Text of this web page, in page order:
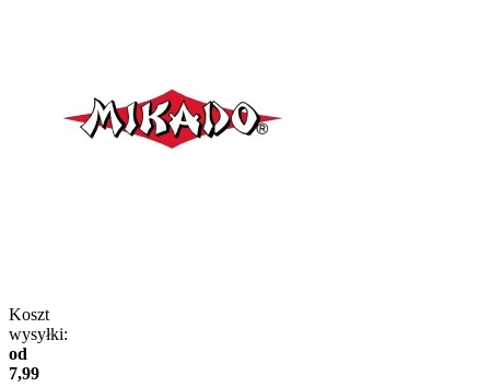
Koszt
wysyłki:
od
7,99